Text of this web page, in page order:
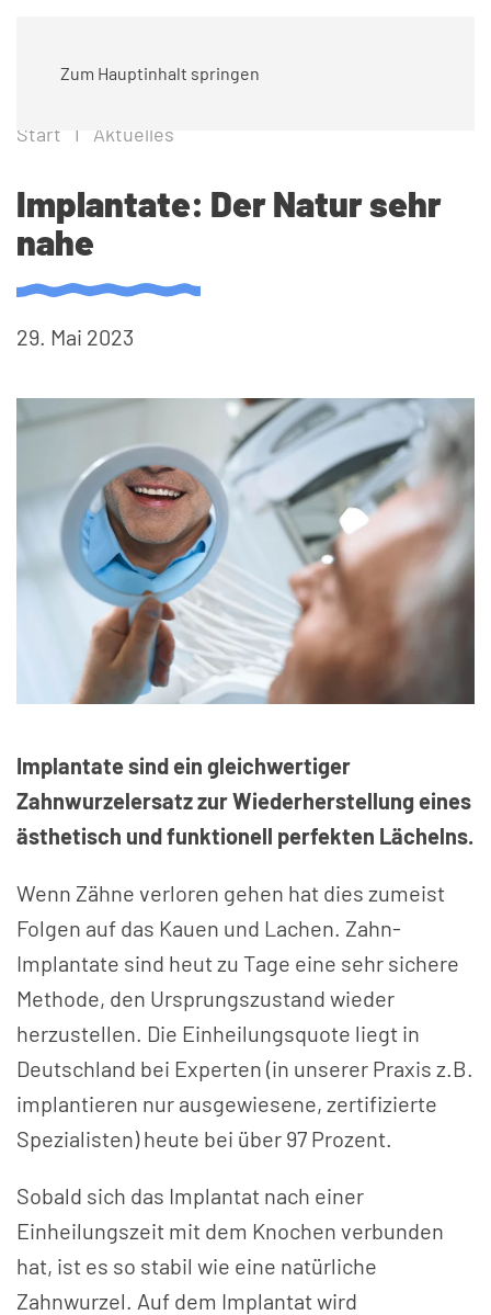
Zum Hauptinhalt springen
Start Aktuelles
Implantate: Der Natur sehr
nahe
29. Mai 2023
Implantate sind ein gleichwertiger
Zahnwurzelersatz zur Wiederherstellung eines
ästhetisch und funktionell perfekten Lächelns.
Wenn Zähne verloren gehen hat dies zumeist
Folgen auf das Kauen und Lachen. Zahn-
Implantate sind heut zu Tage eine sehr sichere
Methode, den Ursprungs­zustand wieder
herzustellen. Die Einheilungsquote liegt in
Deutschland bei Experten (in unserer Praxis z.B.
implantieren nur ausgewiesene, zertifizierte
Spezialisten) heute bei über 97 Prozent.
Sobald sich das Implantat nach einer
Einheilungs­zeit mit dem Knochen verbunden
hat, ist es so stabil wie eine natürliche
Zahnwurzel. Auf dem Implantat wird